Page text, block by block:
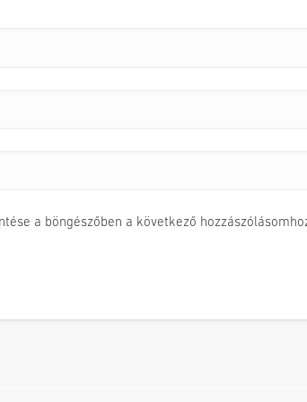
a böngészőben a következő